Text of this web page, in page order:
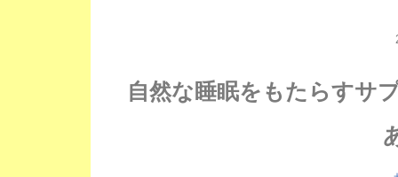
自然な睡眠をもたらすサ